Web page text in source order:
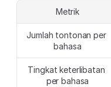
Metrik
Jumlah tontonan per
bahasa
Tingkat keterlibatan
per bahasa